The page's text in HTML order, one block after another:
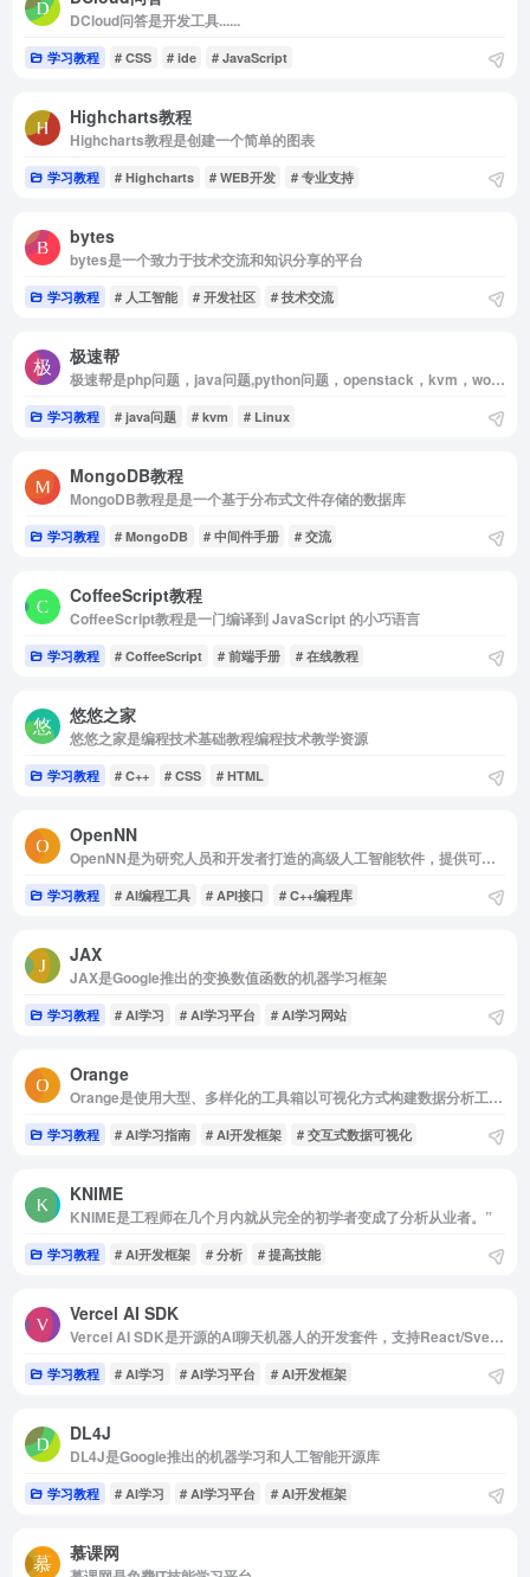
DCloud问答是开发工具......
学习教程 # CSS # ide # JavaScript
Highcharts教程
Highcharts教程是创建一个简单的图表
学习教程 # Highcharts # WEB开发 # 专业支持
bytes
bytes是一个致力于技术交流和知识分享的平台
学习教程 # 人工智能 # 开发社区 # 技术交流
极速帮
极速帮是php问题，java问题,python问题，openstack，kvm，wordpress，小程序开发，公众号开发，单片机开发，服务器运维，微擎，linux，matlab，spss
学习教程 # java问题 # kvm # Linux
MongoDB教程
MongoDB教程是是一个基于分布式文件存储的数据库
学习教程 # MongoDB # 中间件手册 # 交流
CoffeeScript教程
CoffeeScript教程是一门编译到 JavaScript 的小巧语言
学习教程 # CoffeeScript # 前端手册 # 在线教程
悠悠之家
悠悠之家是编程技术基础教程编程技术教学资源
学习教程 # C++ # CSS # HTML
OpenNN
OpenNN是为研究人员和开发者打造的高级人工智能软件，提供可运行神经...
学习教程 # AI编程工具 # API接口 # C++编程库
JAX
JAX是Google推出的变换数值函数的机器学习框架
学习教程 # AI学习 # AI学习平台 # AI学习网站
Orange
Orange是使用大型、多样化的工具箱以可视化方式构建数据分析工作流。
学习教程 # AI学习指南 # AI开发框架 # 交互式数据可视化
KNIME
KNIME是工程师在几个月内就从完全的初学者变成了分析从业者。”
学习教程 # AI开发框架 # 分析 # 提高技能
Vercel AI SDK
Vercel AI SDK是开源的AI聊天机器人的开发套件，支持React/Svelte/Vue等框架
学习教程 # AI学习 # AI学习平台 # AI开发框架
DL4J
DL4J是Google推出的机器学习和人工智能开源库
学习教程 # AI学习 # AI学习平台 # AI开发框架
慕课网